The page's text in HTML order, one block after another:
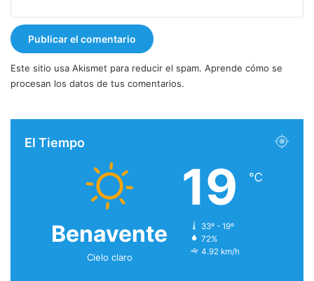
Este sitio usa Akismet para reducir el spam. Aprende cómo se
procesan los datos de tus comentarios.
El Tiempo
Benavente
Cielo claro
19 ℃
33º - 19º
72%
4.92 km/h